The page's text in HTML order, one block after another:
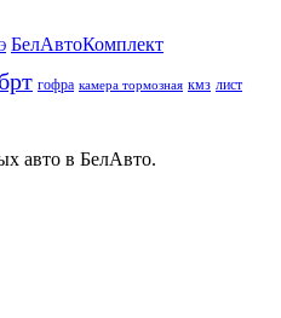
БелАвтоКомплект
брт гофра камера тормозная кмз лист
авто в БелАвто.